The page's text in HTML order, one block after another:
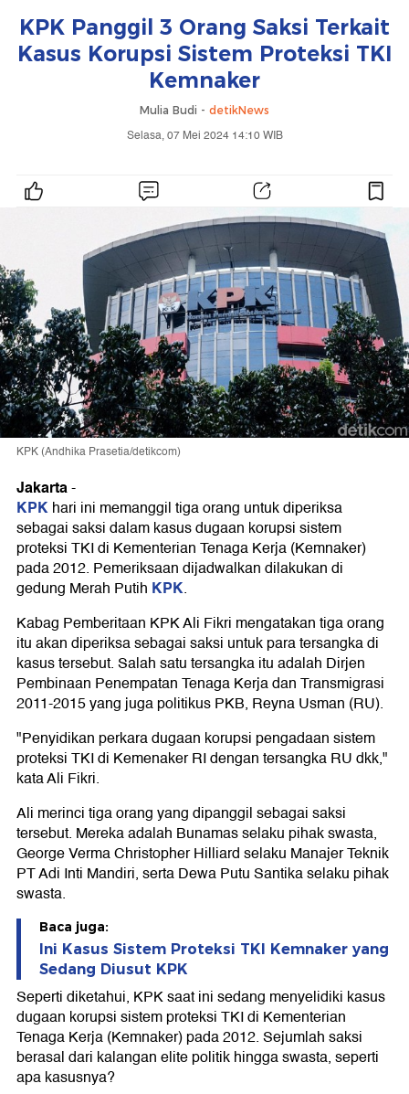
KPK Panggil 3 Orang Saksi Terkait
Kasus Korupsi Sistem Proteksi TKI
Kemnaker
Mulia Budi - detikNews
Selasa, 07 Mei 2024 14:10 WIB
KPK (Andhika Prasetia/detikcom)
Jakarta-
KPKhari ini memanggil tiga orang untuk diperiksa
sebagai saksi dalam kasus dugaan korupsi sistem
proteksi TKI di Kementerian Tenaga Kerja (Kemnaker)
pada 2012. Pemeriksaan dijadwalkan dilakukan di
gedung Merah Putih KPK.
Kabag Pemberitaan KPK Ali Fikri mengatakan tiga orang
itu akan diperiksa sebagai saksi untuk para tersangka di
kasus tersebut. Salah satu tersangka itu adalah Dirjen
Pembinaan Penempatan Tenaga Kerja dan Transmigrasi
2011-2015 yang juga politikus PKB, Reyna Usman (RU).
"Penyidikan perkara dugaan korupsi pengadaan sistem
proteksi TKI di Kemenaker RI dengan tersangka RU dkk,"
kata Ali Fikri.
Ali merinci tiga orang yang dipanggil sebagai saksi
tersebut. Mereka adalah Bunamas selaku pihak swasta,
George Verma Christopher Hilliard selaku Manajer Teknik
PT Adi Inti Mandiri, serta Dewa Putu Santika selaku pihak
swasta.
Baca juga:
Ini Kasus Sistem Proteksi TKI Kemnaker yang
Sedang Diusut KPK
Seperti diketahui, KPK saat ini sedang menyelidiki kasus
dugaan korupsi sistem proteksi TKI di Kementerian
Tenaga Kerja (Kemnaker) pada 2012. Sejumlah saksi
berasal dari kalangan elite politik hingga swasta, seperti
apa kasusnya?